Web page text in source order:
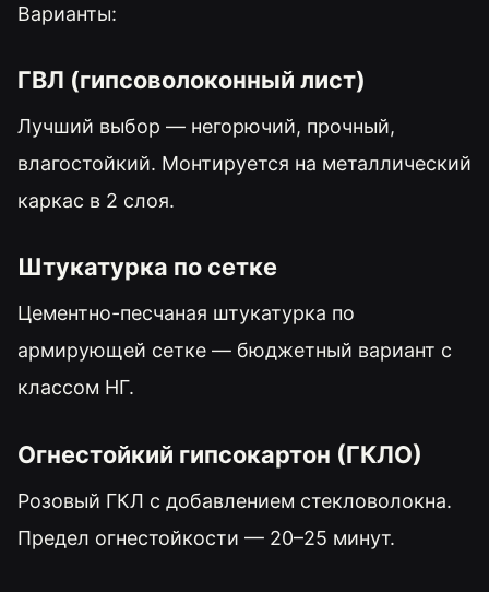
Варианты:
ГВЛ (гипсоволоконный лист)
Лучший выбор — негорючий, прочный,
влагостойкий. Монтируется на металлический
каркас в 2 слоя.
Штукатурка по сетке
Цементно-песчаная штукатурка по
армирующей сетке — бюджетный вариант с
классом НГ.
Огнестойкий гипсокартон (ГКЛО)
Розовый ГКЛ с добавлением стекловолокна.
Предел огнестойкости — 20–25 минут.